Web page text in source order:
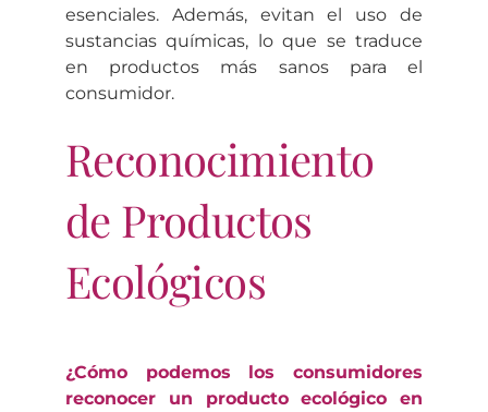
esenciales. Además, evitan el uso de
sustancias químicas, lo que se traduce
en productos más sanos para el
consumidor.
Reconocimiento
de Productos
Ecológicos
¿Cómo podemos los consumidores
reconocer un producto ecológico en